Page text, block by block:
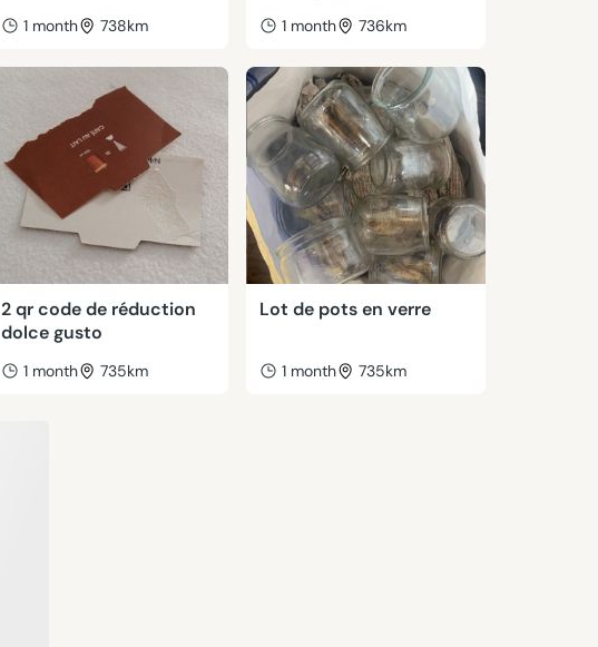
1 month 738km 1 month 736km
2 qr code de réduction
dolce gusto
1 month 735km
Lot de pots en verre
1 month 735km